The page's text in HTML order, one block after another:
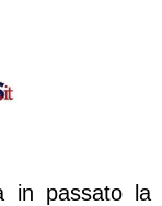
in passato la